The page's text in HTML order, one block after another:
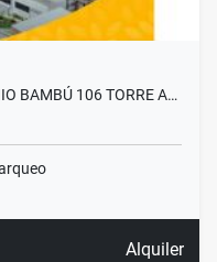
BAMBÚ 106 TORRE A…
Alquiler